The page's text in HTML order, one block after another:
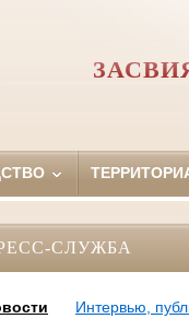
СЛУЖБА
Интервью,